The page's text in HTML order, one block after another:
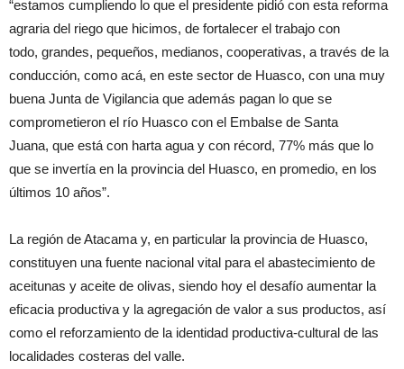
“estamos cumpliendo lo que el presidente pidió con esta reforma
agraria del riego que hicimos, de fortalecer el trabajo con
todo, grandes, pequeños, medianos, cooperativas, a través de la
conducción, como acá, en este sector de Huasco, con una muy
buena Junta de Vigilancia que además pagan lo que se
comprometieron el río Huasco con el Embalse de Santa
Juana, que está con harta agua y con récord, 77% más que lo
que se invertía en la provincia del Huasco, en promedio, en los
últimos 10 años”.
La región de Atacama y, en particular la provincia de Huasco,
constituyen una fuente nacional vital para el abastecimiento de
aceitunas y aceite de olivas, siendo hoy el desafío aumentar la
eficacia productiva y la agregación de valor a sus productos, así
como el reforzamiento de la identidad productiva-cultural de las
localidades costeras del valle.